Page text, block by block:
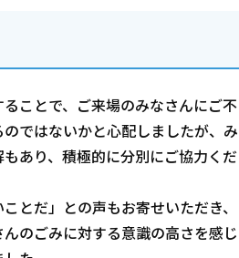
ことで、ご来場のみなさんにご不
ではないかと心配しましたが、み
あり、積極的に分別にご協力くだ
ことだ」との声もお寄せいただき、
のごみに対する意識の高さを感じ